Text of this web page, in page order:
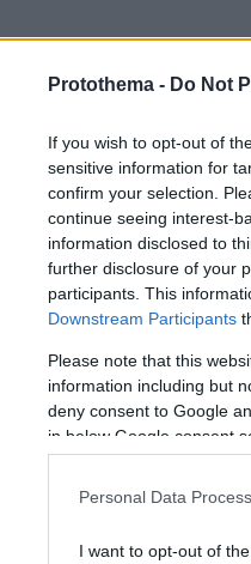
Protothema - Do Not
If you wish to opt-out of
sensitive information for
confirm your selection.
continue seeing interest-
information disclosed to
further disclosure of your
participants. This
Downstream Participants
Please note that this
information including but
deny consent to Google
in below Google consent
Personal Data
I want to opt-out of